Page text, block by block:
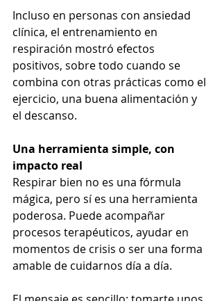
Incluso en personas con ansiedad
clínica, el entrenamiento en
respiración mostró efectos
positivos, sobre todo cuando se
combina con otras prácticas como el
ejercicio, una buena alimentación y
el descanso.
Una herramienta simple, con
impacto real
Respirar bien no es una fórmula
mágica, pero sí es una herramienta
poderosa. Puede acompañar
procesos terapéuticos, ayudar en
momentos de crisis o ser una forma
amable de cuidarnos día a día.
El mensaje es sencillo: tomarte unos